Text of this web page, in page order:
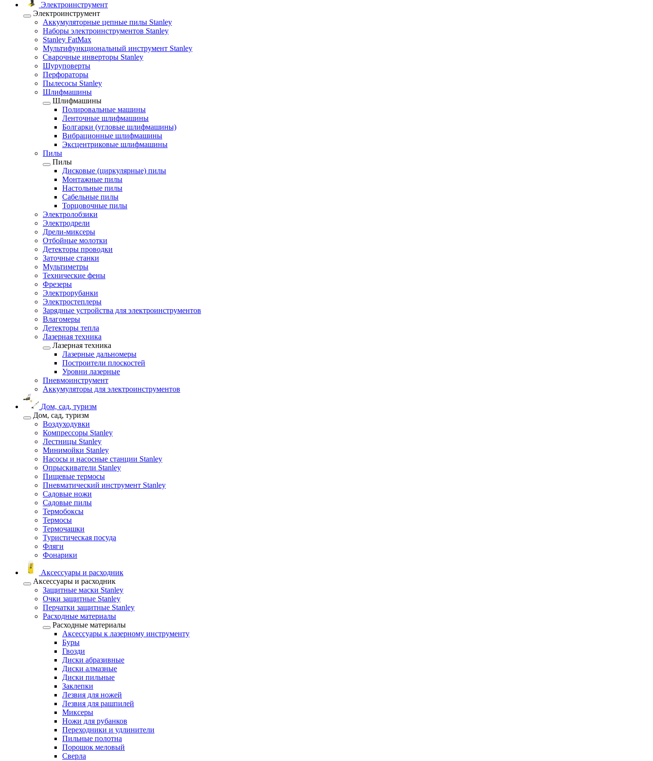
Электроинструмент
Электроинструмент
Аккумуляторные цепные пилы Stanley
Наборы электроинструментов Stanley
Stanley FatMax
Мультифункциональный инструмент Stanley
Сварочные инверторы Stanley
Шуруповерты
Перфораторы
Пылесосы Stanley
Шлифмашины
Шлифмашины
Полировальные машины
Ленточные шлифмашины
Болгарки (угловые шлифмашины)
Вибрационные шлифмашины
Эксцентриковые шлифмашины
Пилы
Пилы
Дисковые (циркулярные) пилы
Монтажные пилы
Настольные пилы
Сабельные пилы
Торцовочные пилы
Электролобзики
Электродрели
Дрели-миксеры
Отбойные молотки
Детекторы проводки
Заточные станки
Мультиметры
Технические фены
Фрезеры
Электрорубанки
Электростеплеры
Зарядные устройства для электроинструментов
Влагомеры
Детекторы тепла
Лазерная техника
Лазерная техника
Лазерные дальномеры
Построители плоскостей
Уровни лазерные
Пневмоинструмент
Аккумуляторы для электроинструментов
Дом, сад, туризм
Дом, сад, туризм
Воздуходувки
Компрессоры Stanley
Лестницы Stanley
Минимойки Stanley
Насосы и насосные станции Stanley
Опрыскиватели Stanley
Пищевые термосы
Пневматический инструмент Stanley
Садовые ножи
Садовые пилы
Термобоксы
Термосы
Термочашки
Туристическая посуда
Фляги
Фонарики
Аксессуары и расходник
Аксессуары и расходник
Защитные маски Stanley
Очки защитные Stanley
Перчатки защитные Stanley
Расходные материалы
Расходные материалы
Аксессуары к лазерному инструменту
Буры
Гвозди
Диски абразивные
Диски алмазные
Диски пильные
Заклепки
Лезвия для ножей
Лезвия для рашпилей
Миксеры
Ножи для рубанков
Переходники и удлинители
Пильные полотна
Порошок меловый
Сверла